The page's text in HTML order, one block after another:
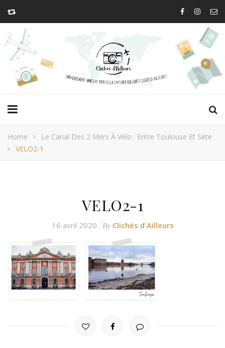
Home
Le Canal Des 2 Mers À Vélo : Entre Toulouse Et Sète
VELO2-1
VELO2-1
16 avril 2020 By Clichés d'Ailleurs